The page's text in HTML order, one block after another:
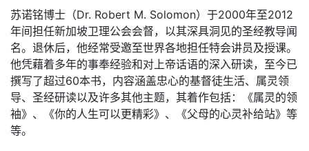
苏诺铭博士（Dr. Robert M. Solomon）于2000年至2012
年间担任新加坡卫理公会会督，以其深具洞见的圣经教导闻
名。退休后，他经常受邀至世界各地担任特会讲员及授课。
他凭藉着多年的事奉经验和对上帝话语的深入研读，至今已
撰写了超过60本书，内容涵盖忠心的基督徒生活、属灵领
导、圣经研读以及许多其他主题，其着作包括：《属灵的领
袖》、《你的人生可以更精彩》、《父母的心灵补给站》等
等。